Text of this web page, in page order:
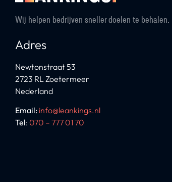
Wij helpen bedrijven sneller doelen te behalen.
Adres
Newtonstraat 53
2723 RL Zoetermeer
Nederland
Email: info@leankings.nl
Tel: 070 – 777 01 70